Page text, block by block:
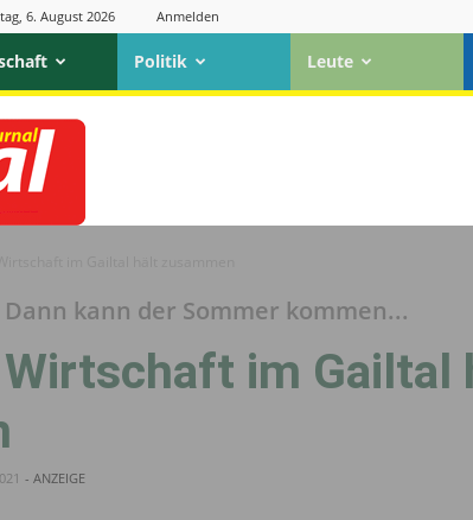
6. August 2026 Anmelden
Politik Leute
kann der Sommer kommen...
im Gailtal
- ANZEIGE